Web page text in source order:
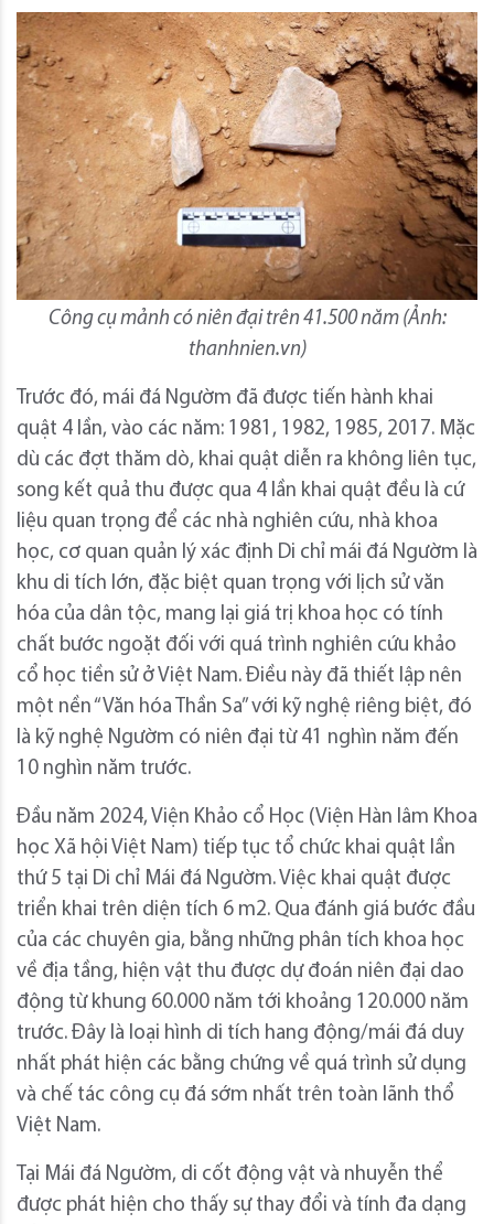
Công cụ mảnh có niên đại trên 41.500 năm (Ảnh:
thanhnien.vn)
Trước đó, mái đá Ngườm đã được tiến hành khai
quật 4 lần, vào các năm: 1981, 1982, 1985, 2017. Mặc
dù các đợt thăm dò, khai quật diễn ra không liên tục,
song kết quả thu được qua 4 lần khai quật đều là cứ
liệu quan trọng để các nhà nghiên cứu, nhà khoa
học, cơ quan quản lý xác định Di chỉ mái đá Ngườm là
khu di tích lớn, đặc biệt quan trọng với lịch sử văn
hóa của dân tộc, mang lại giá trị khoa học có tính
chất bước ngoặt đối với quá trình nghiên cứu khảo
cổ học tiền sử ở Việt Nam. Điều này đã thiết lập nên
một nền “Văn hóa Thần Sa” với kỹ nghệ riêng biệt, đó
là kỹ nghệ Ngườm có niên đại từ 41 nghìn năm đến
10 nghìn năm trước.
Đầu năm 2024, Viện Khảo cổ Học (Viện Hàn lâm Khoa
học Xã hội Việt Nam) tiếp tục tổ chức khai quật lần
thứ 5 tại Di chỉ Mái đá Ngườm. Việc khai quật được
triển khai trên diện tích 6 m2. Qua đánh giá bước đầu
của các chuyên gia, bằng những phân tích khoa học
về địa tầng, hiện vật thu được dự đoán niên đại dao
động từ khung 60.000 năm tới khoảng 120.000 năm
trước. Đây là loại hình di tích hang động/mái đá duy
nhất phát hiện các bằng chứng về quá trình sử dụng
và chế tác công cụ đá sớm nhất trên toàn lãnh thổ
Việt Nam.
Tại Mái đá Ngườm, di cốt động vật và nhuyễn thể
được phát hiện cho thấy sự thay đổi và tính đa dạng